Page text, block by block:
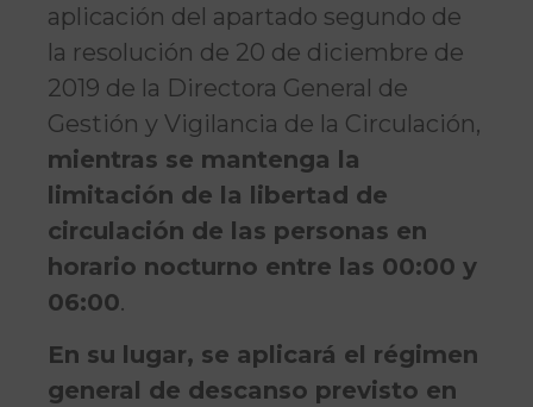
aplicación del apartado segundo de
la resolución de 20 de diciembre de
2019 de la Directora General de
Gestión y Vigilancia de la Circulación,
mientras se mantenga la
limitación de la libertad de
circulación de las personas en
horario nocturno entre las 00:00 y
06:00.
En su lugar, se aplicará el régimen
general de descanso previsto en